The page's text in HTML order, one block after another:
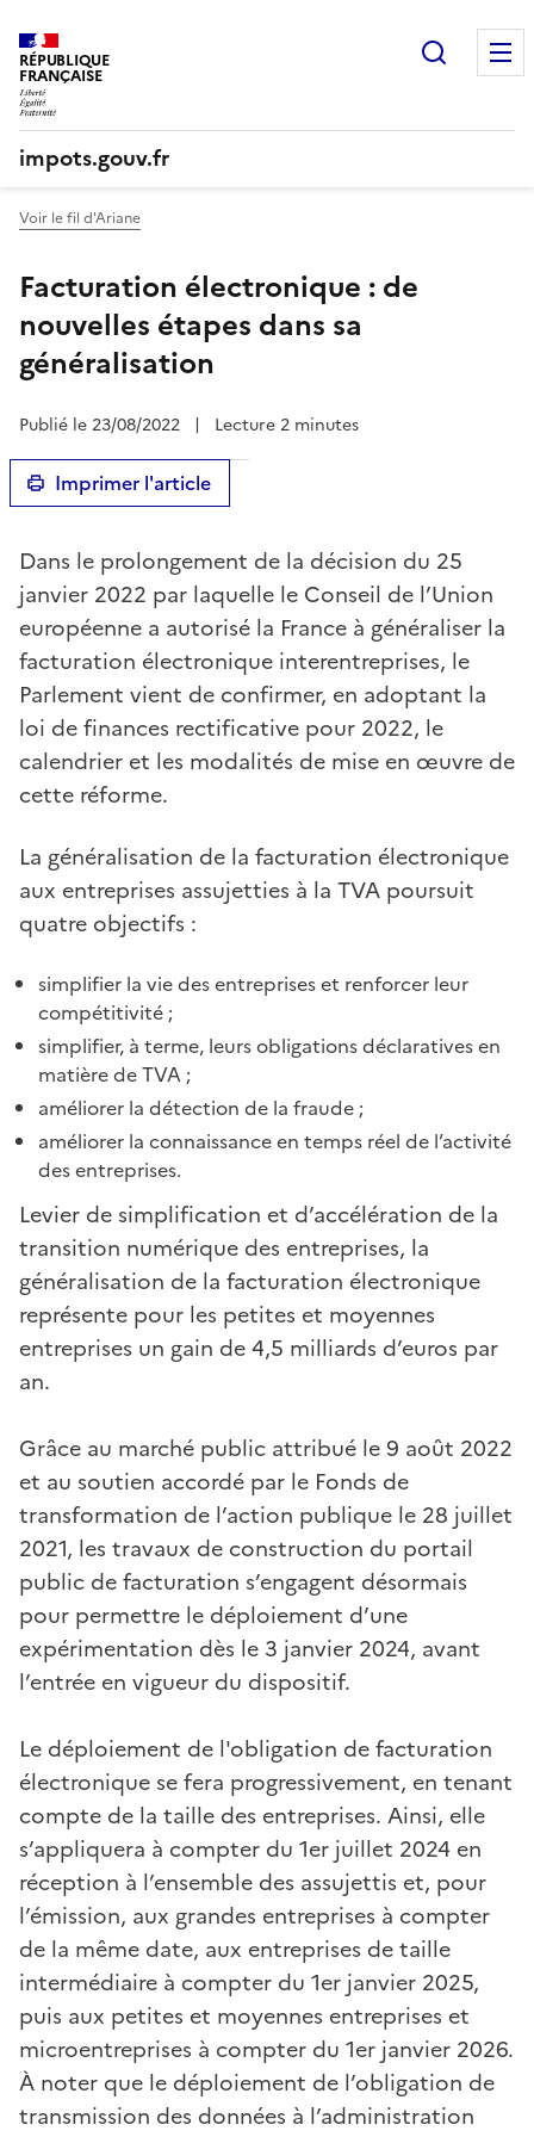
RÉPUBLIQUE
FRANÇAISE
impots.gouv.fr
Voir le fil d'Ariane
Facturation électronique : de
nouvelles étapes dans sa
généralisation
Publié le 23/08/2022 | Lecture 2 minutes
Imprimer l'article
Dans le prolongement de la décision du 25
janvier 2022 par laquelle le Conseil de l’Union
européenne a autorisé la France à généraliser la
facturation électronique interentreprises, le
Parlement vient de confirmer, en adoptant la
loi de finances rectificative pour 2022, le
calendrier et les modalités de mise en œuvre de
cette réforme.
La généralisation de la facturation électronique
aux entreprises assujetties à la TVA poursuit
quatre objectifs :
simplifier la vie des entreprises et renforcer leur
compétitivité ;
simplifier, à terme, leurs obligations déclaratives en
matière de TVA ;
améliorer la détection de la fraude ;
améliorer la connaissance en temps réel de l’activité
des entreprises.
Levier de simplification et d’accélération de la
transition numérique des entreprises, la
généralisation de la facturation électronique
représente pour les petites et moyennes
entreprises un gain de 4,5 milliards d’euros par
an.
Grâce au marché public attribué le 9 août 2022
et au soutien accordé par le Fonds de
transformation de l’action publique le 28 juillet
2021, les travaux de construction du portail
public de facturation s’engagent désormais
pour permettre le déploiement d’une
expérimentation dès le 3 janvier 2024, avant
l’entrée en vigueur du dispositif.
Le déploiement de l'obligation de facturation
électronique se fera progressivement, en tenant
compte de la taille des entreprises. Ainsi, elle
s’appliquera à compter du 1er juillet 2024 en
réception à l’ensemble des assujettis et, pour
l’émission, aux grandes entreprises à compter
de la même date, aux entreprises de taille
intermédiaire à compter du 1er janvier 2025,
puis aux petites et moyennes entreprises et
microentreprises à compter du 1er janvier 2026.
À noter que le déploiement de l’obligation de
transmission des données à l’administration